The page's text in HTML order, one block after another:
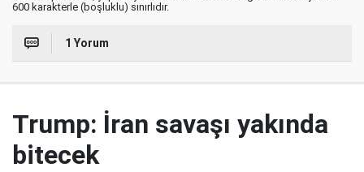
600 karakterle (boşluklu) sınırlıdır.
1 Yorum
Trump: İran savaşı yakında
bitecek